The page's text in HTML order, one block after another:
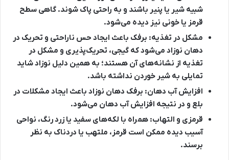
شبیه شیر یا پنیر باشند و به راحتی پاک شوند. گاهی سطح
قرمز یا خونی نیز دیده می‌شود.
مشکل در تغذیه: برفک باعث ایجاد حس ناراحتی و تحریک در
دهان نوزاد می‌شود که گیجی، تحریک‌پذیری و مشکل در
تغذیه از نشانه‌های آن هستند؛ به همین دلیل نوزاد شاید
تمایلی به شیر خوردن نداشته باشد.
افزایش آب دهان: برفک دهان نوزاد باعث ایجاد مشکلات در
بلع و در نتیجه افزایش آب دهان می‌شود.
قرمزی و التهاب: همراه با لکه‌های سفید یا زرد رنگ، نواحی
آسیب دیده ممکن است قرمز، ملتهب یا دردناک به نظر
برسند.